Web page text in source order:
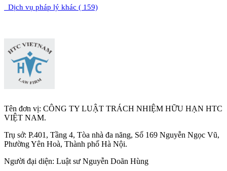
Dịch vụ pháp lý khác ( 159)
Tên đơn vị: CÔNG TY LUẬT TRÁCH NHIỆM HỮU HẠN HTC
VIỆT NAM.
Trụ sở: P.401, Tầng 4, Tòa nhà đa năng, Số 169 Nguyễn Ngọc Vũ,
Phường Yên Hoà, Thành phố Hà Nội.
Người đại diện: Luật sư Nguyễn Doãn Hùng